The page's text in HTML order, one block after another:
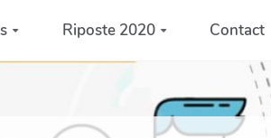
Riposte 2020 Contact